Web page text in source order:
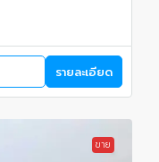
รายละเอียด
ขาย